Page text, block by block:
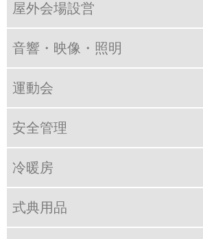
屋外会場設営
音響・映像・照明
運動会
安全管理
冷暖房
式典用品